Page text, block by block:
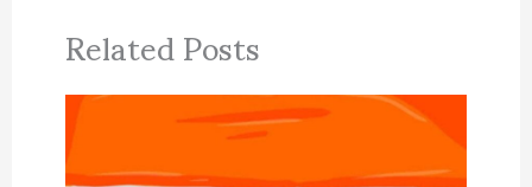
Related Posts